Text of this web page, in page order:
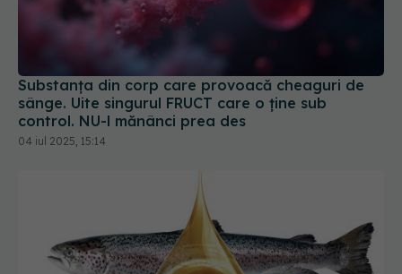
Substanța din corp care provoacă cheaguri de
sânge. Uite singurul FRUCT care o ține sub
control. NU-l mănânci prea des
04 iul 2025, 15:14